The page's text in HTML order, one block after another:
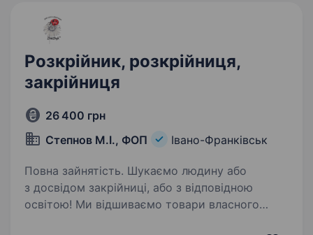
Розкрійник, розкрійниця,
закрійниця
26 400 грн
Степнов М.І., ФОП
Івано-Франківськ
Повна зайнятість. Шукаємо людину або
з досвідом закрійниці, або з відповідною
освітою! Ми відшиваємо товари власного